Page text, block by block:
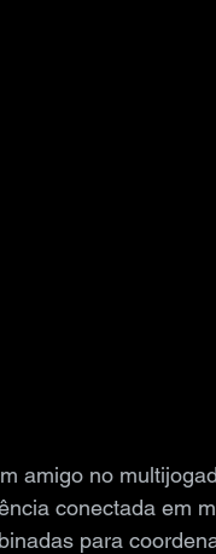
amigo no
conectada em
para